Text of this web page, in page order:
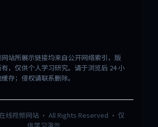
站所展示链接均来自公开网络索引，版
，仅供个人学习研究。请于浏览后 24 小
存；侵权请联系删除。
线视频网站· All Rights Reserved · 仅